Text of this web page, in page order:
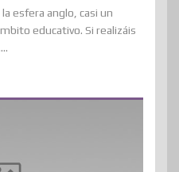
esfera anglo, casi un
educativo. Si realizáis